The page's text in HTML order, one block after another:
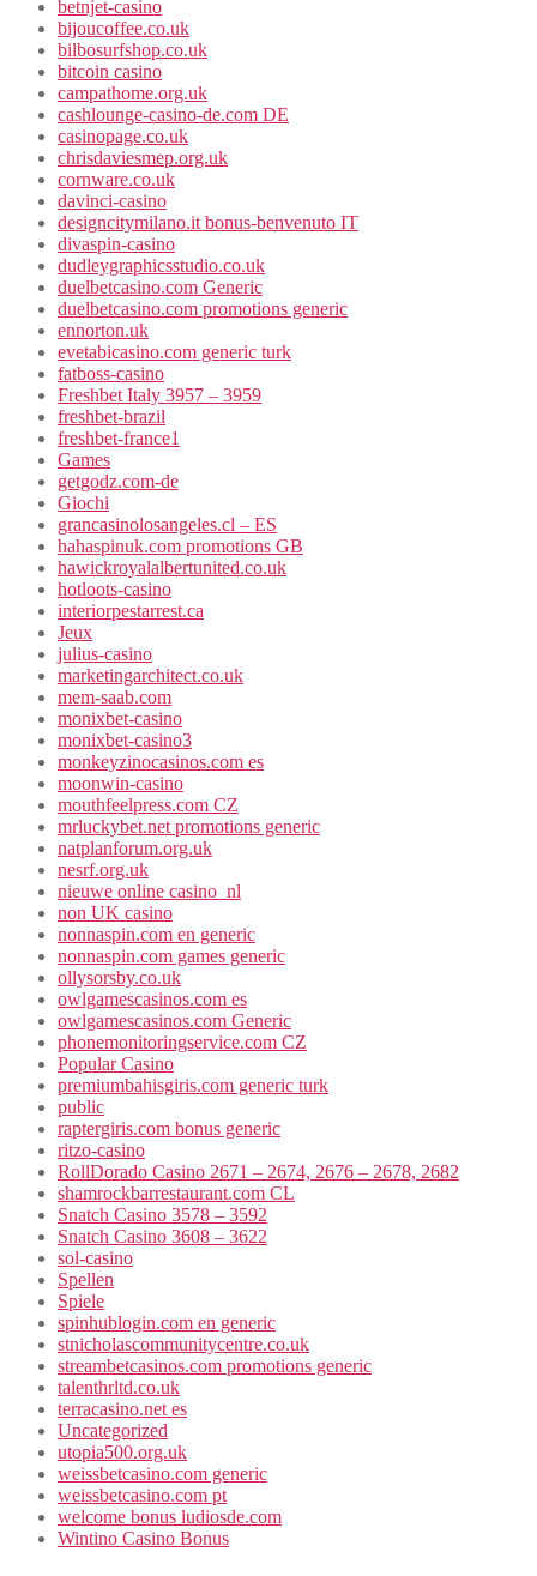
betnjet-casino
bijoucoffee.co.uk
bilbosurfshop.co.uk
bitcoin casino
campathome.org.uk
cashlounge-casino-de.com DE
casinopage.co.uk
chrisdaviesmep.org.uk
cornware.co.uk
davinci-casino
designcitymilano.it bonus-benvenuto IT
divaspin-casino
dudleygraphicsstudio.co.uk
duelbetcasino.com Generic
duelbetcasino.com promotions generic
ennorton.uk
evetabicasino.com generic turk
fatboss-casino
Freshbet Italy 3957 – 3959
freshbet-brazil
freshbet-france1
Games
getgodz.com-de
Giochi
grancasinolosangeles.cl – ES
hahaspinuk.com promotions GB
hawickroyalalbertunited.co.uk
hotloots-casino
interiorpestarrest.ca
Jeux
julius-casino
marketingarchitect.co.uk
mem-saab.com
monixbet-casino
monixbet-casino3
monkeyzinocasinos.com es
moonwin-casino
mouthfeelpress.com CZ
mrluckybet.net promotions generic
natplanforum.org.uk
nesrf.org.uk
nieuwe online casino_nl
non UK casino
nonnaspin.com en generic
nonnaspin.com games generic
ollysorsby.co.uk
owlgamescasinos.com es
owlgamescasinos.com Generic
phonemonitoringservice.com CZ
Popular Casino
premiumbahisgiris.com generic turk
public
raptergiris.com bonus generic
ritzo-casino
RollDorado Casino 2671 – 2674, 2676 – 2678, 2682
shamrockbarrestaurant.com CL
Snatch Casino 3578 – 3592
Snatch Casino 3608 – 3622
sol-casino
Spellen
Spiele
spinhublogin.com en generic
stnicholascommunitycentre.co.uk
streambetcasinos.com promotions generic
talenthrltd.co.uk
terracasino.net es
Uncategorized
utopia500.org.uk
weissbetcasino.com generic
weissbetcasino.com pt
welcome bonus ludiosde.com
Wintino Casino Bonus